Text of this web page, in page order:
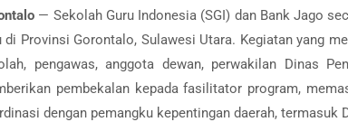
— Sekolah Guru Indonesia (SGI) dan Bank Jago
di Provinsi Gorontalo, Sulawesi Utara. Kegiatan yang
pengawas, anggota dewan, perwakilan Dinas
pembekalan kepada fasilitator program,
dengan pemangku kepentingan daerah,